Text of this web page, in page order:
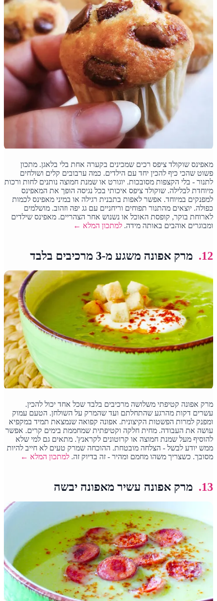
מאפינס שוקולד ציפס רכים שמכינים בקערה אחת בלי בלאגן. מתכון
פשוט שהכי כיף להכין יחד עם הילדים. כמה ערבובים קלים ושולחים
לתנור - בלי הקצפות מסובכות. יוגורט או שמנת חמוצה נותנים לחות ורכות
מיוחדת לבלילה. שוקולד ציפס איכותי בכל נגיסה הופך את המאפינס
למפנקים במיוחד. אפשר לאפות בתבנית רגילה או במיני מאפינס לכמות
כפולה. יוצאים מהתנור תפוחים וריחניים עם גג יפה וזהוב. מושלמים
לארוחת בוקר, קופסת האוכל או נשנוש אחר הצהריים. מאפינס שילדים
ומבוגרים אוהבים באותה מידה.למתכון המלא ←
12. מרק אפונה משגע מ-3 מרכיבים בלבד
מרק אפונה קטיפתי משלושה מרכיבים בלבד שכל אחד יכול להכין.
עשרים דקות מהרגע שהתחלתם ועד שהמרק על השולחן. הטעם עמוק
ומפנק למרות הפשטות הקיצונית. אפונה קפואה שנמצאת תמיד במקפיא
עושה את העבודה. מחית חלקה וקטיפתית שמחממת בימים קרים. אפשר
להוסיף מעל שמנת חמוצה או קרוטונים לקראנץ'. מתאים גם למי שלא
ממש יודע לבשל - הצלחה מובטחת. ההוכחה שמרק טעים לא חייב להיות
מסובך. כשצריך משהו מחמם ומהיר - זה בדיוק זה.למתכון המלא ←
13. מרק אפונה עשיר מאפונה יבשה